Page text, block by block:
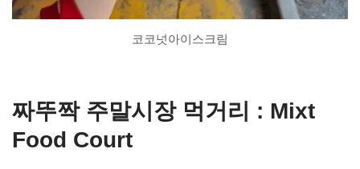
코코넛아이스크림
짜뚜짝 주말시장 먹거리 : Mixt
Food Court